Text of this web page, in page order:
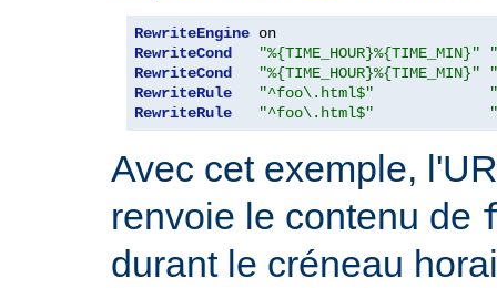
RewriteEngine
RewriteCond
"%{TIME_HOUR}%{TIME_MIN}"
RewriteCond
"%{TIME_HOUR}%{TIME_MIN}"
RewriteRule
"^foo\.html$"
RewriteRule
"^foo\.html$"
Avec cet exemple,
renvoie le contenu de
durant le créneau